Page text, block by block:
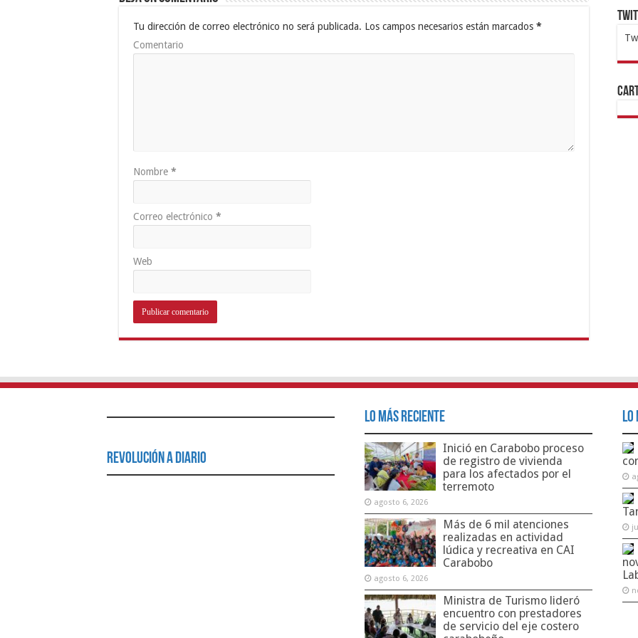
Tu dirección de correo electrónico no será publicada. Los campos necesarios están marcados *
Comentario
Nombre *
Correo electrónico *
Web
Revolución a Diario
Lo Más Reciente
Inició en Carabobo proceso
de registro de vivienda
para los afectados por el
terremoto
agosto 6, 2026
Más de 6 mil atenciones
realizadas en actividad
lúdica y recreativa en CAI
Carabobo
agosto 6, 2026
Ministra de Turismo lideró
encuentro con prestadores
de servicio del eje costero
Lo